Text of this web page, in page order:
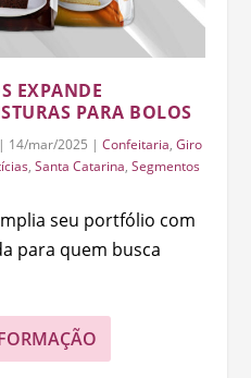
EXPANDE
PARA BOLOS
| 14/mar/2025 |Confeitaria,Giro
,Santa Catarina,Segmentos
seu portfólio com
para quem busca